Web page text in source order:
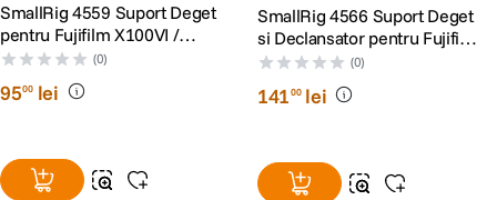
SmallRig 4559 Suport Deget
pentru Fujifilm X100VI /
X100V Negru
(0)
9500 lei
SmallRig 4566 Suport Deget
si Declansator pentru Fujifilm
X100VI / X100V Argintiu
(0)
14100 lei